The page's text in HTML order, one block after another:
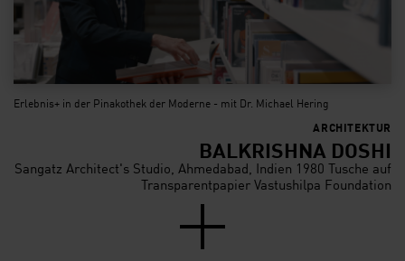
Erlebnis+ in der Pinakothek der Moderne - mit Dr. Michael Hering
ARCHITEKTUR
BALKRISHNA DOSHI
Sangatz Architect's Studio, Ahmedabad, Indien 1980 Tusche auf
Transparentpapier Vastushilpa Foundation